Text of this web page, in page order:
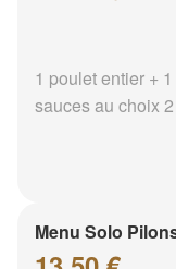
1 poulet entier +
sauces au choix
Menu Solo